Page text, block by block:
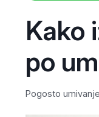
Kako
po
Pogosto